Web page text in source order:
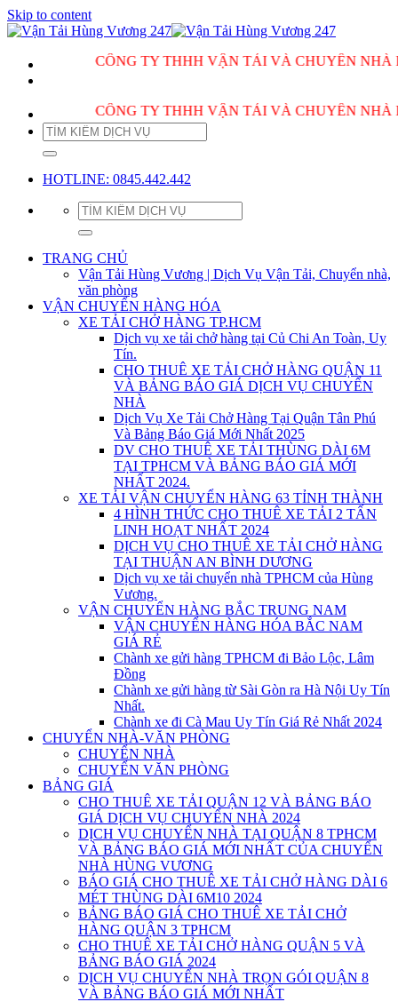
Skip to content
CÔNG TY THHH VẬN TẢI VÀ CHUYỂN NHÀ HÙNG
CÔNG TY THHH VẬN TẢI VÀ CHUYỂN NHÀ HÙNG
HOTLINE: 0845.442.442
TRANG CHỦ
Vận Tải Hùng Vương | Dịch Vụ Vận Tải, Chuyển nhà,
văn phòng
VẬN CHUYỂN HÀNG HÓA
XE TẢI CHỞ HÀNG TP.HCM
Dịch vụ xe tải chở hàng tại Củ Chi An Toàn, Uy
Tín.
CHO THUÊ XE TẢI CHỞ HÀNG QUẬN 11
VÀ BẢNG BÁO GIÁ DỊCH VỤ CHUYỂN
NHÀ
Dịch Vụ Xe Tải Chở Hàng Tại Quận Tân Phú
Và Bảng Báo Giá Mới Nhất 2025
DV CHO THUÊ XE TẢI THÙNG DÀI 6M
TẠI TPHCM VÀ BẢNG BÁO GIÁ MỚI
NHẤT 2024.
XE TẢI VẬN CHUYỂN HÀNG 63 TỈNH THÀNH
4 HÌNH THỨC CHO THUÊ XE TẢI 2 TẤN
LINH HOẠT NHẤT 2024
DỊCH VỤ CHO THUÊ XE TẢI CHỞ HÀNG
TẠI THUẬN AN BÌNH DƯƠNG
Dịch vụ xe tải chuyển nhà TPHCM của Hùng
Vương.
VẬN CHUYỂN HÀNG BẮC TRUNG NAM
VẬN CHUYỂN HÀNG HÓA BẮC NAM
GIÁ RẺ
Chành xe gửi hàng TPHCM đi Bảo Lộc, Lâm
Đồng
Chành xe gửi hàng từ Sài Gòn ra Hà Nội Uy Tín
Nhất.
Chành xe đi Cà Mau Uy Tín Giá Rẻ Nhất 2024
CHUYỂN NHÀ-VĂN PHÒNG
CHUYỂN NHÀ
CHUYỂN VĂN PHÒNG
BẢNG GIÁ
CHO THUÊ XE TẢI QUẬN 12 VÀ BẢNG BÁO
GIÁ DỊCH VỤ CHUYỂN NHÀ 2024
DỊCH VỤ CHUYỂN NHÀ TẠI QUẬN 8 TPHCM
VÀ BẢNG BÁO GIÁ MỚI NHẤT CỦA CHUYỂN
NHÀ HÙNG VƯƠNG
BÁO GIÁ CHO THUÊ XE TẢI CHỞ HÀNG DÀI 6
MÉT THÙNG DÀI 6M10 2024
BẢNG BÁO GIÁ CHO THUÊ XE TẢI CHỞ
HÀNG QUẬN 3 TPHCM
CHO THUÊ XE TẢI CHỞ HÀNG QUẬN 5 VÀ
BẢNG BÁO GIÁ 2024
DỊCH VỤ CHUYỂN NHÀ TRỌN GÓI QUẬN 8
VÀ BẢNG BÁO GIÁ MỚI NHẤT